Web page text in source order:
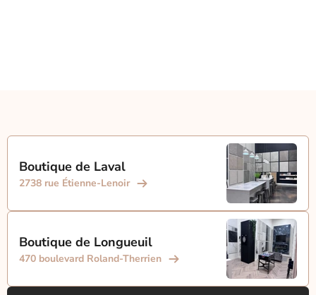
Boutique de Laval
2738 rue Étienne-Lenoir
Boutique de Longueuil
470 boulevard Roland-Therrien